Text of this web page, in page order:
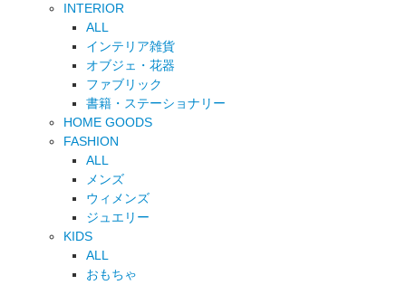
INTERIOR
ALL
インテリア雑貨
オブジェ・花器
ファブリック
書籍・ステーショナリー
HOME GOODS
FASHION
ALL
メンズ
ウィメンズ
ジュエリー
KIDS
ALL
おもちゃ